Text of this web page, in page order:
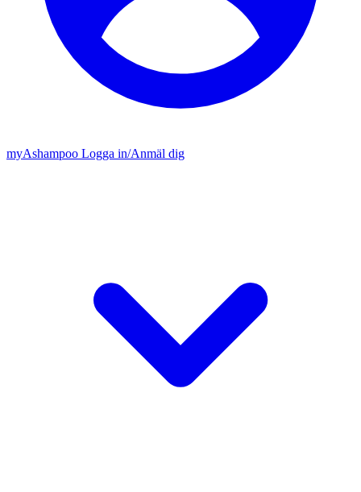
myAshampoo Logga in/Anmäl dig